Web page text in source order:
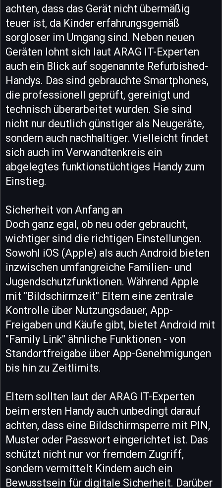
achten, dass das Gerät nicht übermäßig
teuer ist, da Kinder erfahrungsgemäß
sorgloser im Umgang sind. Neben neuen
Geräten lohnt sich laut ARAG IT-Experten
auch ein Blick auf sogenannte Refurbished-
Handys. Das sind gebrauchte Smartphones,
die professionell geprüft, gereinigt und
technisch überarbeitet wurden. Sie sind
nicht nur deutlich günstiger als Neugeräte,
sondern auch nachhaltiger. Vielleicht findet
sich auch im Verwandtenkreis ein
abgelegtes funktionstüchtiges Handy zum
Einstieg.
Sicherheit von Anfang an
Doch ganz egal, ob neu oder gebraucht,
wichtiger sind die richtigen Einstellungen.
Sowohl iOS (Apple) als auch Android bieten
inzwischen umfangreiche Familien- und
Jugendschutzfunktionen. Während Apple
mit "Bildschirmzeit" Eltern eine zentrale
Kontrolle über Nutzungsdauer, App-
Freigaben und Käufe gibt, bietet Android mit
"Family Link" ähnliche Funktionen - von
Standortfreigabe über App-Genehmigungen
bis hin zu Zeitlimits.
Eltern sollten laut der ARAG IT-Experten
beim ersten Handy auch unbedingt darauf
achten, dass eine Bildschirmsperre mit PIN,
Muster oder Passwort eingerichtet ist. Das
schützt nicht nur vor fremdem Zugriff,
sondern vermittelt Kindern auch ein
Bewusstsein für digitale Sicherheit. Darüber